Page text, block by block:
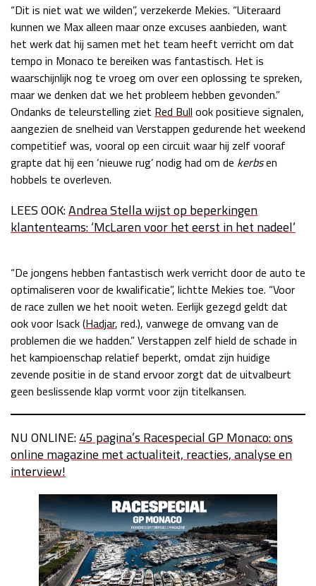
“Dit is niet wat we wilden”, verzekerde Mekies. “Uiteraard
kunnen we Max alleen maar onze excuses aanbieden, want
het werk dat hij samen met het team heeft verricht om dat
tempo in Monaco te bereiken was fantastisch. Het is
waarschijnlijk nog te vroeg om over een oplossing te spreken,
maar we denken dat we het probleem hebben gevonden.”
Ondanks de teleurstelling ziet Red Bull ook positieve signalen,
aangezien de snelheid van Verstappen gedurende het weekend
competitief was, vooral op een circuit waar hij zelf vooraf
grapte dat hij een ‘nieuwe rug’ nodig had om de kerbsen
hobbels te overleven.
LEES OOK:Andrea Stella wijst op beperkingen
klantenteams: ‘McLaren voor het eerst in het nadeel’
“De jongens hebben fantastisch werk verricht door de auto te
optimaliseren voor de kwalificatie”, lichtte Mekies toe. “Voor
de race zullen we het nooit weten. Eerlijk gezegd geldt dat
ook voor Isack (Hadjar, red.), vanwege de omvang van de
problemen die we hadden.” Verstappen zelf hield de schade in
het kampioenschap relatief beperkt, omdat zijn huidige
zevende positie in de stand ervoor zorgt dat de uitvalbeurt
geen beslissende klap vormt voor zijn titelkansen.
NU ONLINE:45 pagina’s Racespecial GP Monaco: ons
online magazine met actualiteit, reacties, analyse en
interview!